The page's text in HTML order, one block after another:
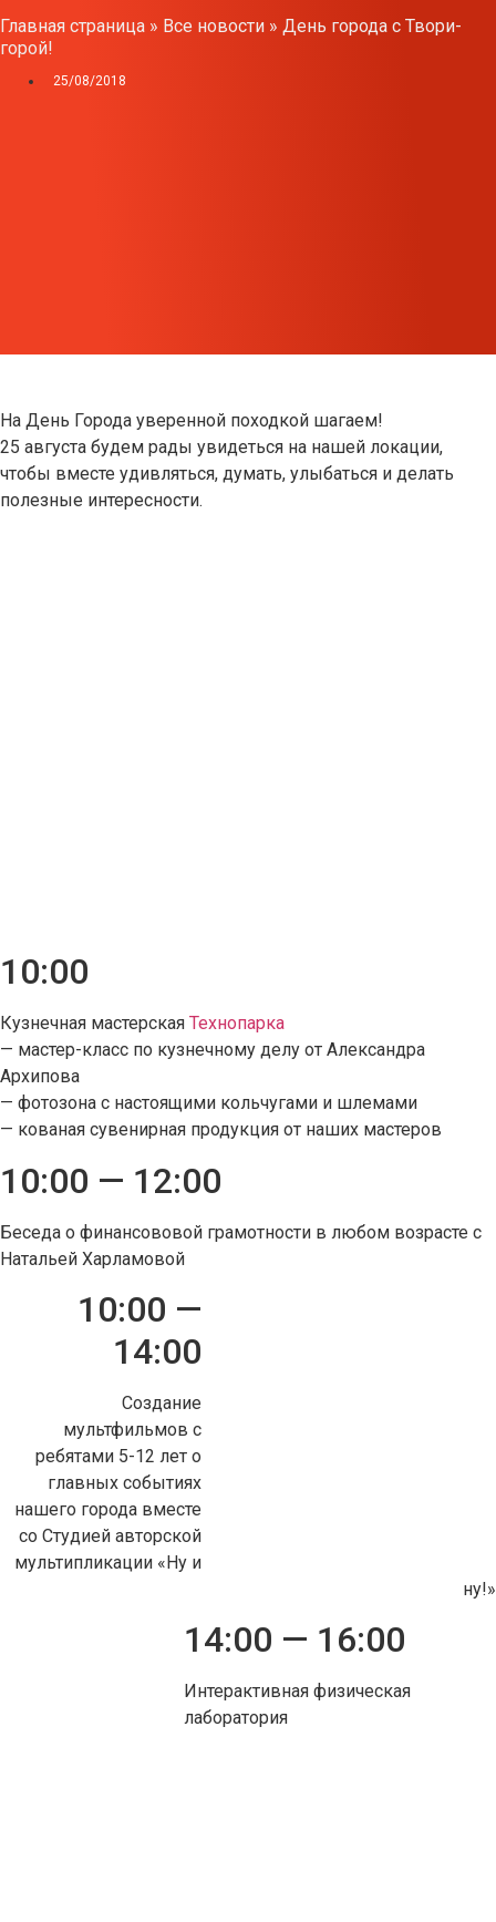
Главная страница » Все новости » День города с Твори-
горой!
25/08/2018
На День Города уверенной походкой шагаем!
25 августа будем рады увидеться на нашей локации,
чтобы вместе удивляться, думать, улыбаться и делать
полезные интересности.
10:00
Кузнечная мастерская Технопарка
— мастер-класс по кузнечному делу от Александра
Архипова
— фотозона с настоящими кольчугами и шлемами
— кованая сувенирная продукция от наших мастеров
10:00 — 12:00
Беседа о финансововой грамотности в любом возрасте с
Натальей Харламовой
10:00 —
14:00
Создание
мультфильмов с
ребятами 5-12 лет о
главных событиях
нашего города вместе
со Студией авторской
мультипликации «Ну и
ну!»
14:00 — 16:00
Интерактивная физическая
лаборатория